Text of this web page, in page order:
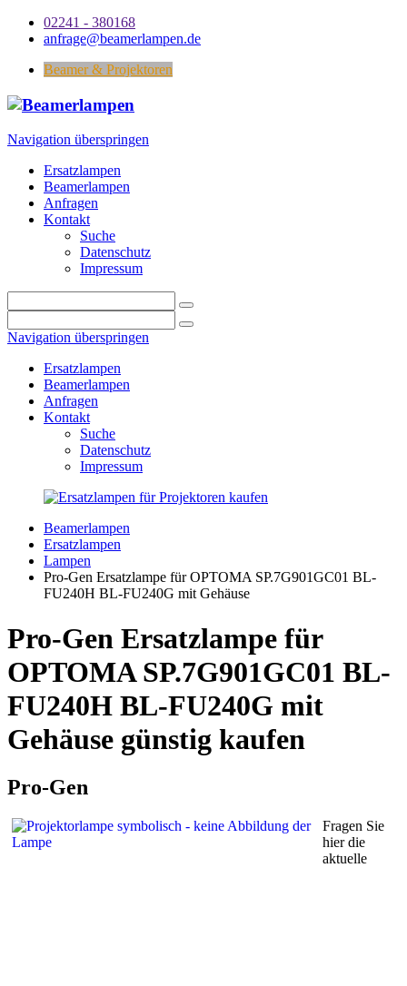
02241 - 380168
anfrage@beamerlampen.de
Beamer & Projektoren
Navigation überspringen
Ersatzlampen
Beamerlampen
Anfragen
Kontakt
Suche
Datenschutz
Impressum
Navigation überspringen
Ersatzlampen
Beamerlampen
Anfragen
Kontakt
Suche
Datenschutz
Impressum
Beamerlampen
Ersatzlampen
Lampen
Pro-Gen Ersatzlampe für OPTOMA SP.7G901GC01 BL-
FU240H BL-FU240G mit Gehäuse
Pro-Gen Ersatzlampe für
OPTOMA SP.7G901GC01 BL-
FU240H BL-FU240G mit
Gehäuse günstig kaufen
Pro-Gen
Fragen Sie
hier die
aktuelle